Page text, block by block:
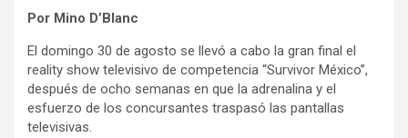
Por Mino D’Blanc
El domingo 30 de agosto se llevó a cabo la gran final el
reality show televisivo de competencia “Survivor México”,
después de ocho semanas en que la adrenalina y el
esfuerzo de los concursantes traspasó las pantallas
televisivas.